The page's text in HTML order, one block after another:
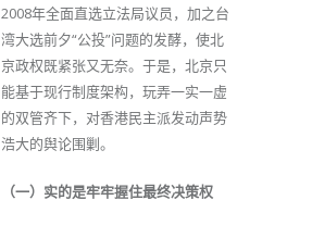
2008年全面直选立法局议员，加之台
湾大选前夕“公投”问题的发酵，使北
京政权既紧张又无奈。于是，北京只
能基于现行制度架构，玩弄一实一虚
的双管齐下，对香港民主派发动声势
浩大的舆论围剿。
（一）实的是牢牢握住最终决策权